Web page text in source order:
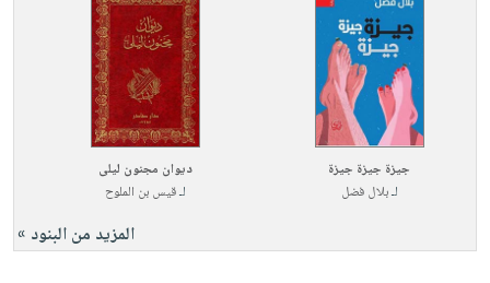
جيزة جيزة جيزة
لـبلال فضل
ديوان مجنون ليلى
لـقيس بن الملوح
المزيد من البنود »